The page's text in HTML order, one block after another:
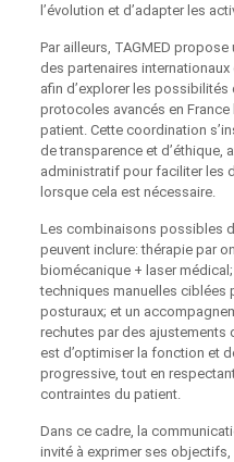
l’évolution et d’adapter les
Par ailleurs, TAGMED
des partenaires
afin d’explorer les
protocoles avancés en
patient. Cette coordination
de transparence et d’éthique,
administratif pour faciliter les
lorsque cela est nécessaire.
Les combinaisons possibles
peuvent inclure: thérapie par
biomécanique + laser
techniques manuelles ciblées
posturaux; et un
rechutes par des ajustements
est d’optimiser la fonction et
progressive, tout en
contraintes du patient.
Dans ce cadre, la
invité à exprimer ses